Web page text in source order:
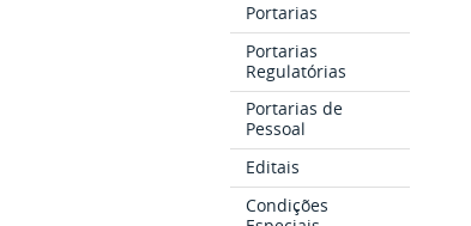
Portarias
Portarias
Regulatórias
Portarias de
Pessoal
Editais
Condições